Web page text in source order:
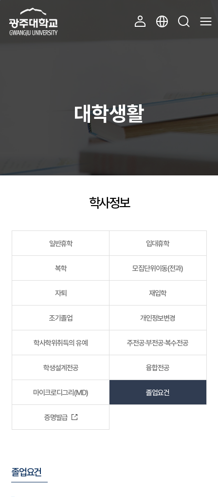
대학생활
학사정보
일반휴학 입대휴학
복학 모집단위이동(전과)
자퇴 재입학
조기졸업 개인정보변경
학사학위취득의 유예 주전공·부전공·복수전공
학생설계전공 융합전공
마이크로디그리(MD) 졸업요건
증명발급
졸업요건